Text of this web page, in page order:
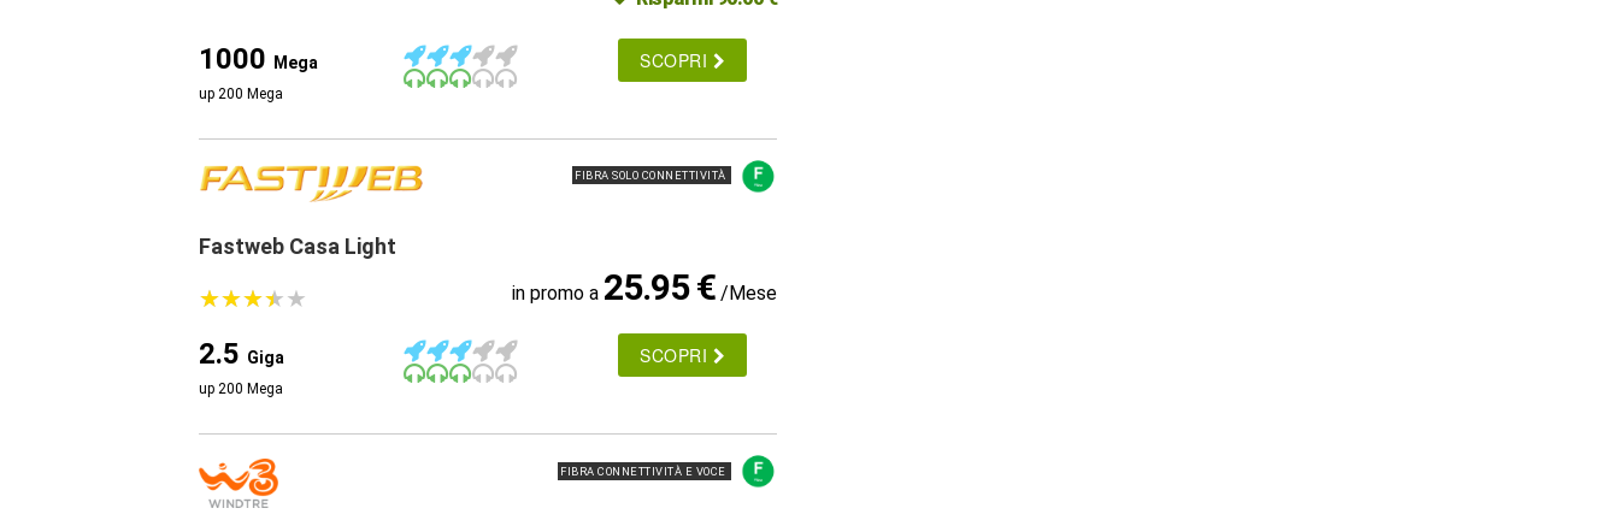
1000 Mega
up 200 Mega
SCOPRI
FIBRA SOLO CONNETTIVITÀ
Fastweb Casa Light
★★★★★
★★★★★ in promo a 25.95 € /Mese
2.5 Giga
up 200 Mega
SCOPRI
FIBRA CONNETTIVITÀ E VOCE